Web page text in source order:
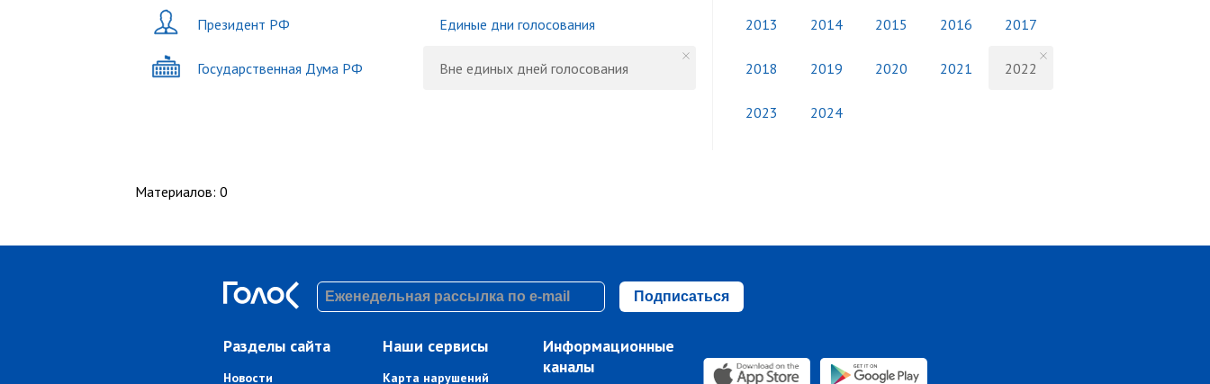
Президент РФ
Государственная Дума РФ
Единые дни голосования
Вне единых дней голосования
2013 2014 2015 2016 2017
2018 2019 2020 2021 2022
2023 2024
Материалов: 0
Подписаться
Разделы сайта
Новости
Наши сервисы
Карта нарушений
Информационные
каналы